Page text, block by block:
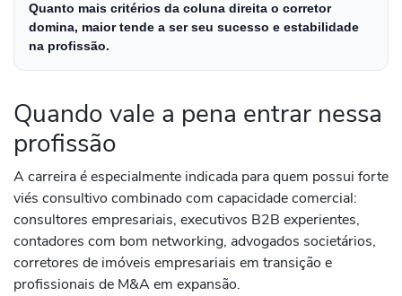
Quanto mais critérios da coluna direita o corretor
domina, maior tende a ser seu sucesso e estabilidade
na profissão.
Quando vale a pena entrar nessa
profissão
A carreira é especialmente indicada para quem possui forte
viés consultivo combinado com capacidade comercial:
consultores empresariais, executivos B2B experientes,
contadores com bom networking, advogados societários,
corretores de imóveis empresariais em transição e
profissionais de M&A em expansão.